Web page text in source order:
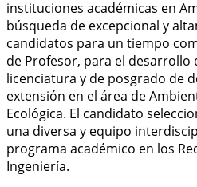
instituciones académicas en
búsqueda de excepcional y
candidatos para un tiempo
de Profesor, para el desarrollo
licenciatura y de posgrado de
extensión en el área de
Ecológica. El candidato
una diversa y equipo
programa académico en los
Ingeniería.